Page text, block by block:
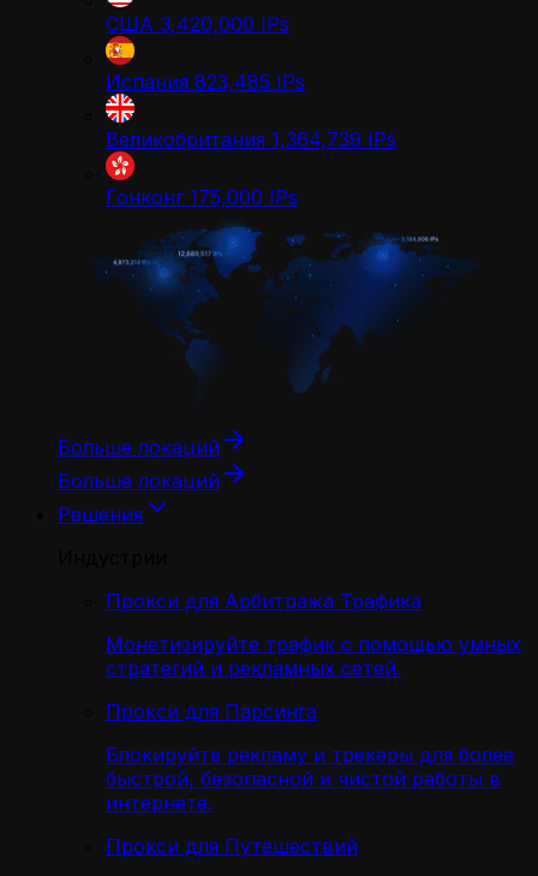
США 3,420,000 IPs
Испания 823,485 IPs
Великобритания 1,364,739 IPs
Гонконг 175,000 IPs
Больше локаций
Больше локаций
Решения
Прокси для Арбитража Трафика
Монетизируйте трафик с помощью умных
стратегий и рекламных сетей.
Прокси для Парсинга
Блокируйте рекламу и трекеры для более
быстрой, безопасной и чистой работы в
интернете.
Прокси для Путешествий